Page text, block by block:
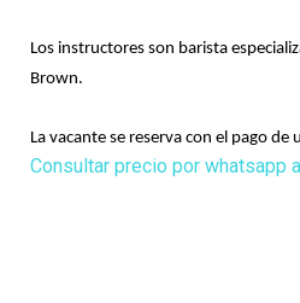
Los instructores son barista
Brown.
La vacante se reserva con el pago de
Consultar precio por whatsapp